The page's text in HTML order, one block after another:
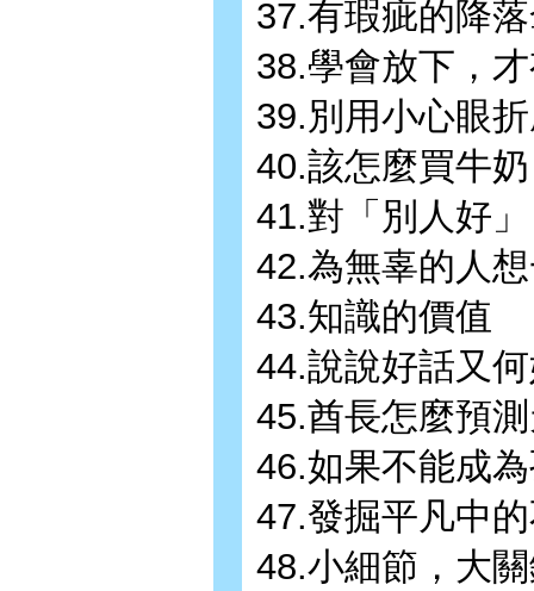
37.有瑕疵的降
38.學會放下，
39.別用小心眼
40.該怎麼買牛
41.對「別人好
42.為無辜的人
43.知識的價值
44.說說好話又
45.酋長怎麼預
46.如果不能成
47.發掘平凡中
48.小細節，大